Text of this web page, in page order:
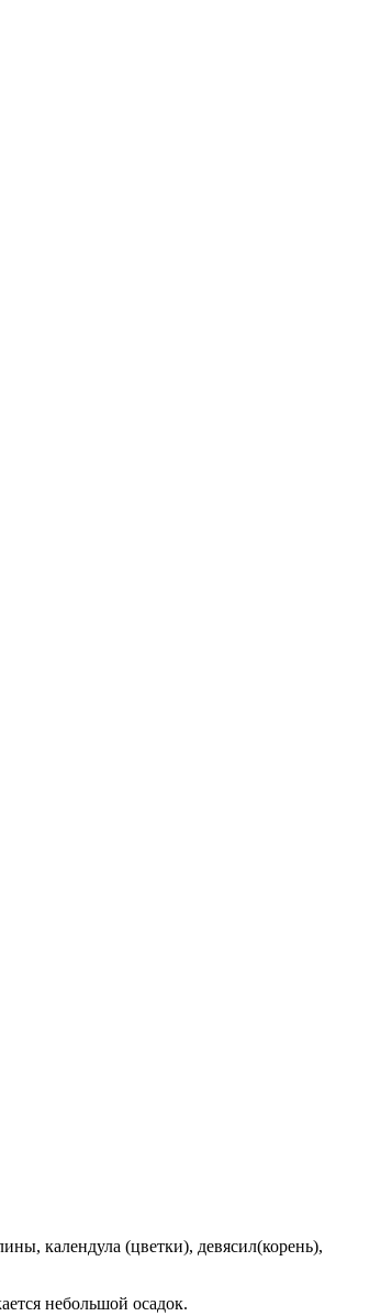
календула (цветки), девясил(корень),
небольшой осадок.